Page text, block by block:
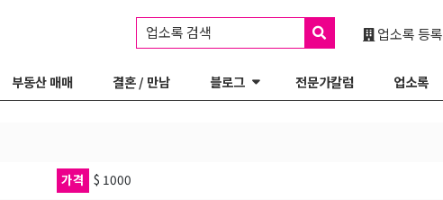
업소록 등록
업소록 검색
부동산 매매 결혼 / 만남 블로그 전문가칼럼 업소록
가격 $ 1000